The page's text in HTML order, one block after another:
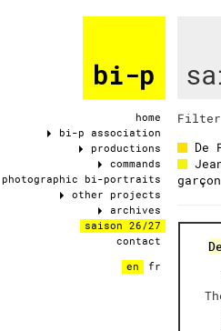
bi-p
home
bi-p association
productions
commands
photographic bi-portraits
other projects
archives
saison 26/27
contact
fr
en
De